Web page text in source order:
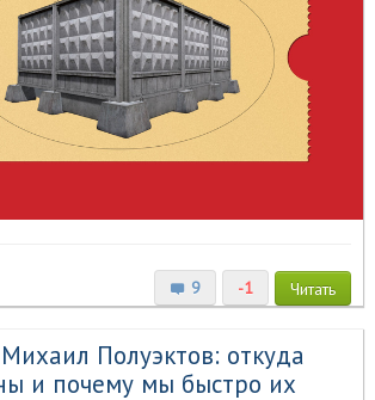
9 -1 Читать
Полуэктов: откуда
и почему мы быстро их